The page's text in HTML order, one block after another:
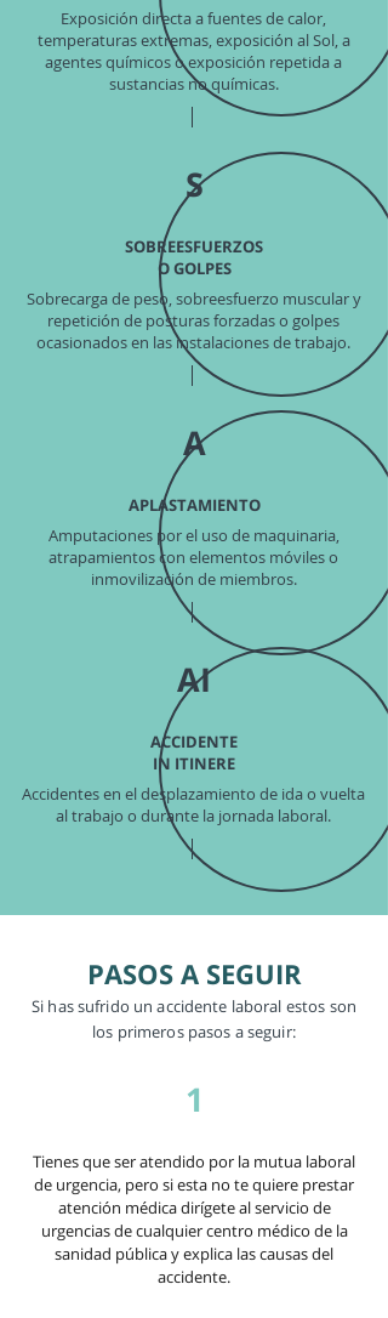
Exposición directa a fuentes de calor,
temperaturas extremas, exposición al Sol, a
agentes químicos o exposición repetida a
sustancias no químicas.
S
SOBREESFUERZOS
O GOLPES
Sobrecarga de peso, sobreesfuerzo muscular y
repetición de posturas forzadas o golpes
ocasionados en las instalaciones de trabajo.
A
APLASTAMIENTO
Amputaciones por el uso de maquinaria,
atrapamientos con elementos móviles o
inmovilización de miembros.
AI
ACCIDENTE
IN ITINERE
Accidentes en el desplazamiento de ida o vuelta
al trabajo o durante la jornada laboral.
PASOS A SEGUIR
Si has sufrido un accidente laboral estos son
los primeros pasos a seguir:
1
Tienes que ser atendido por la mutua laboral
de urgencia, pero si esta no te quiere prestar
atención médica dirígete al servicio de
urgencias de cualquier centro médico de la
sanidad pública y explica las causas del
accidente.